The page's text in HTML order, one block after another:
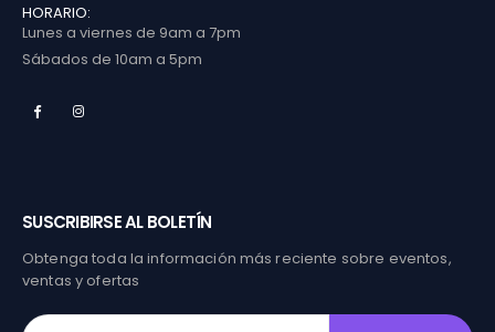
HORARIO:
Lunes a viernes de 9am a 7pm
Sábados de 10am a 5pm
SUSCRIBIRSE AL BOLETÍN
Obtenga toda la información más reciente sobre eventos,
ventas y ofertas